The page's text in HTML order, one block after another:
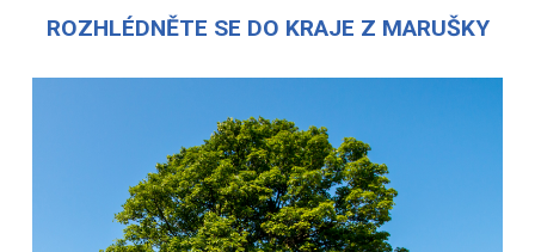
ROZHLÉDNĚTE SE DO KRAJE Z MARUŠKY